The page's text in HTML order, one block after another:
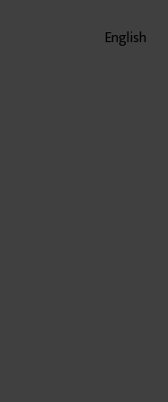
English